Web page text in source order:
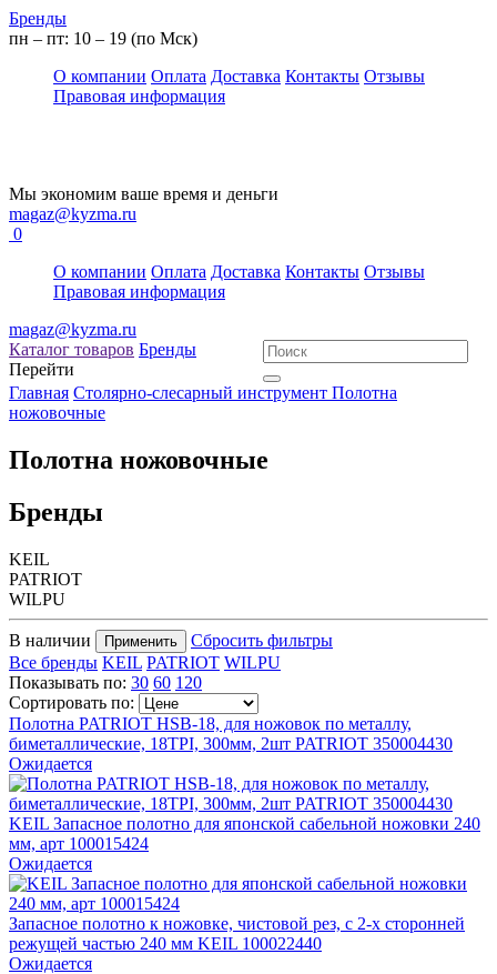
Бренды
пн – пт: 10 – 19 (по Мск)
О компании Оплата Доставка Контакты Отзывы
Правовая информация
Мы экономим ваше время и деньги
magaz@kyzma.ru
0
О компании Оплата Доставка Контакты Отзывы
Правовая информация
magaz@kyzma.ru
Каталог товаров Бренды
Перейти
Главная Столярно-слесарный инструмент Полотна
ножовочные
Полотна ножовочные
Бренды
KEIL
PATRIOT
WILPU
В наличии Применить
Сбросить фильтры
Все бренды KEIL PATRIOT WILPU
Показывать по: 30 60 120
Сортировать по:
Полотна PATRIOT HSB-18, для ножовок по металлу,
биметаллические, 18TPI, 300мм, 2шт PATRIOT 350004430
Ожидается
KEIL Запасное полотно для японской сабельной ножовки 240
мм, арт 100015424
Ожидается
Запасное полотно к ножовке, чистовой рез, с 2-х сторонней
режущей частью 240 мм KEIL 100022440
Ожидается